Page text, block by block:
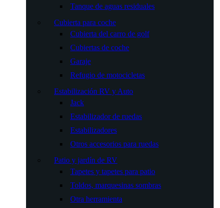
Tanque de aguas residuales
Cubierta para coche
Cubierta del carro de golf
Cubiertas de coche
Garaje
Refugio de motocicletas
Estabilización RV y Auto
Jack
Estabilizador de ruedas
Estabilizadores
Otros accesorios para ruedas
Patio y jardín de RV
Tapetes y tapetes para patio
Toldos, marquesinas sombras
Otra herramienta